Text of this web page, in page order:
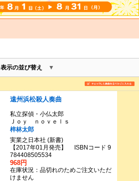
表示の並び替え
遠州浜松殺人奏曲
私立探偵・小仏太郎
Ｊｏｙ ｎｏｖｅｌｓ
梓林太郎
実業之日本社 (新書)
【2017年01月発売】 ISBNコード 9
784408505534
968円
在庫状況：品切れのためご注文いただ
けません